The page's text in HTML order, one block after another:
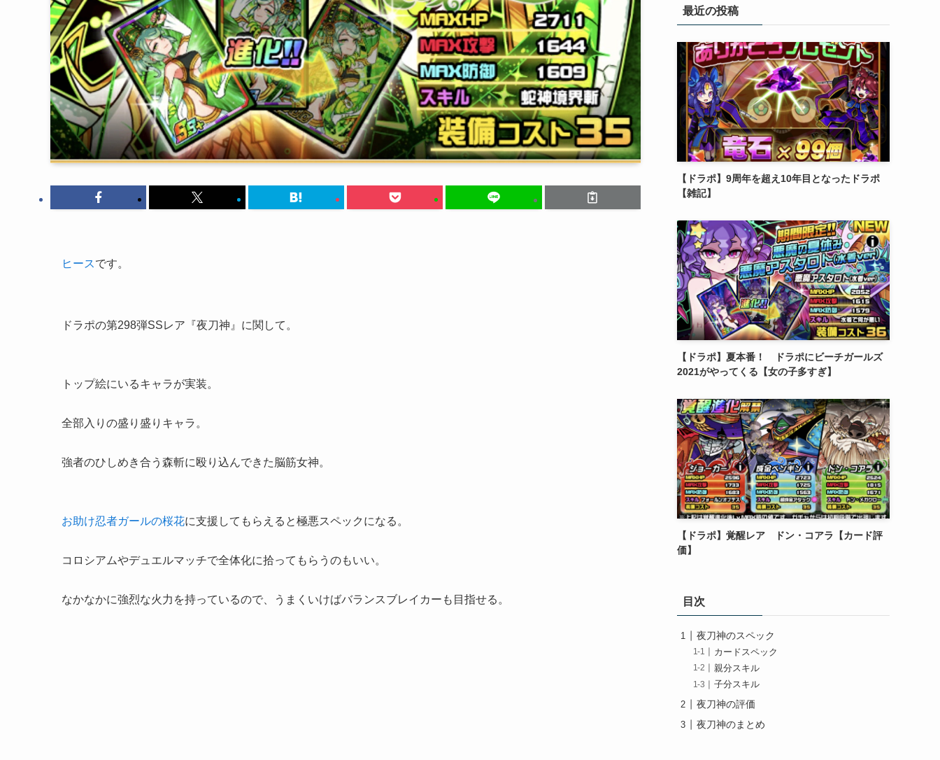
ヒースです。
ドラポの第298弾SSレア『夜刀神』に関して。
トップ絵にいるキャラが実装。
全部入りの盛り盛りキャラ。
強者のひしめき合う森斬に殴り込んできた脳筋女神。
お助け忍者ガールの桜花に支援してもらえると極悪スペックになる。
コロシアムやデュエルマッチで全体化に拾ってもらうのもいい。
なかなかに強烈な火力を持っているので、うまくいけばバランスブレイカーも目指せる。
ー最近の投稿
【ドラポ】9周年を超え10年目となったドラポ
【雑記】
【ドラポ】夏本番！ ドラポにビーチガールズ
2021がやってくる【女の子多すぎ】
【ドラポ】覚醒レア ドン・コアラ【カード評
価】
目次
夜刀神のスペック
カードスペック
親分スキル
子分スキル
夜刀神の評価
夜刀神のまとめ